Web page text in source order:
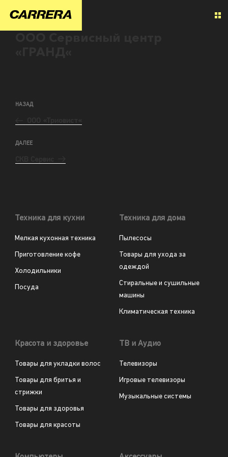
НАЗАД
ДАЛЕЕ
Техника для кухни
Мелкая кухонная техника
Приготовление кофе
Холодильники
Посуда
Техника для дома
Пылесосы
Товары для ухода за
одеждой
Стиральные и сушильные
машины
Климатическая техника
Красота и здоровье
Товары для укладки волос
Товары для бритья и
стрижки
Товары для здоровья
Товары для красоты
ТВ и Аудио
Телевизоры
Игровые телевизоры
Музыкальные системы